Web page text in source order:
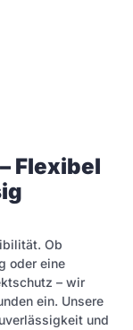
Flexibel
Ob
oder eine
– wir
ein. Unsere
und